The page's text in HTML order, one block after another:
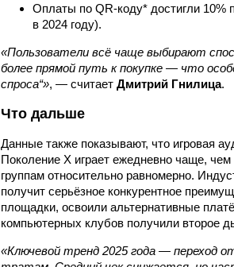
Оплаты по QR-коду* достигли 10%
в 2024 году).
«Пользователи всё чаще выбирают
более прямой путь к покупке — что
спроса“», — считает Дмитрий Гнилица.
Что дальше
Данные также показывают, что игровая
Поколение X играет ежедневно чаще,
группам относительно равномерно.
получит серьёзное конкурентное
площадки, освоили альтернативные
компьютерных клубов получили второе
«Ключевой тренд 2025 года — переход